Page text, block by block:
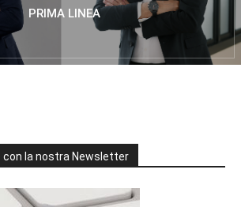
PRIMA LINEA
con la nostra Newsletter